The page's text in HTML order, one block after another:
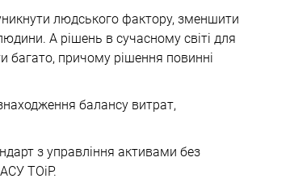
людського фактору, зменшити
А рішень в сучасному світі для
причому рішення повинні
балансу витрат,
з управління активами без
ТОіР.